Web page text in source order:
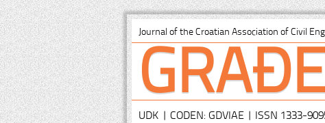
Journal of the Croatian Association of Civil
UDK | CODEN: GDVIAE | ISSN 1333-